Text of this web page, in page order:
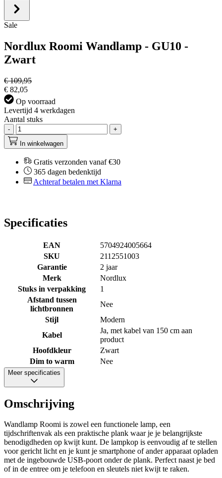
Sale
Nordlux Roomi Wandlamp - GU10 -
Zwart
€ 109,95
€ 82,05
Op voorraad
Levertijd 4 werkdagen
Aantal stuks
-
+
In winkelwagen
Gratis verzonden vanaf €30
365 dagen bedenktijd
Achteraf betalen met Klarna
Specificaties
EAN
5704924005664
SKU
2112551003
Garantie
2 jaar
Merk
Nordlux
Stuks in verpakking
1
Afstand tussen
lichtbronnen
Nee
Stijl
Modern
Kabel
Ja, met kabel van 150 cm aan
product
Hoofdkleur
Zwart
Dim to warm
Nee
Meer specificaties
Omschrijving
Wandlamp Roomi is zowel een functionele lamp, een
tijdschriftenvak als een praktische plank waar je je belangrijkste
benodigdheden op kwijt kunt. De lampkop is eenvoudig af te stellen
voor gericht licht en je kunt je smartphone of ander apparaat opladen
met de ingebouwde USB-poort onder de plank. Perfect naast je bed
of in de entree om je telefoon en sleutels niet kwijt te raken.